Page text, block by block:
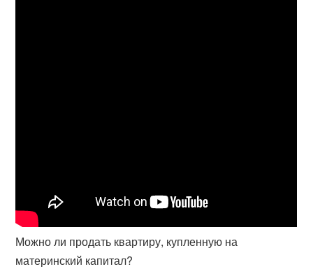
Можно ли продать квартиру, купленную на
материнский капитал?